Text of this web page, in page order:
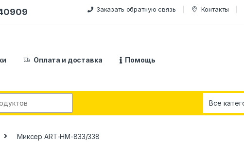
Заказать обратную связь Контакты
Оплата и доставка Помощь
Миксер ART-HМ-833/338